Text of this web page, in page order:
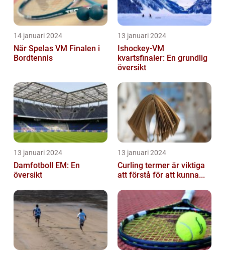
14 januari 2024
När Spelas VM Finalen i
Bordtennis
13 januari 2024
Ishockey-VM
kvartsfinaler: En grundlig
översikt
13 januari 2024
Damfotboll EM: En
översikt
13 januari 2024
Curling termer är viktiga
att förstå för att kunna...